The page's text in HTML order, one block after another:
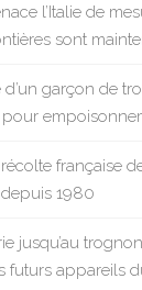
l’Italie de
sont
d’un garçon de
pour
française
1980
jusqu’au
futurs appareils